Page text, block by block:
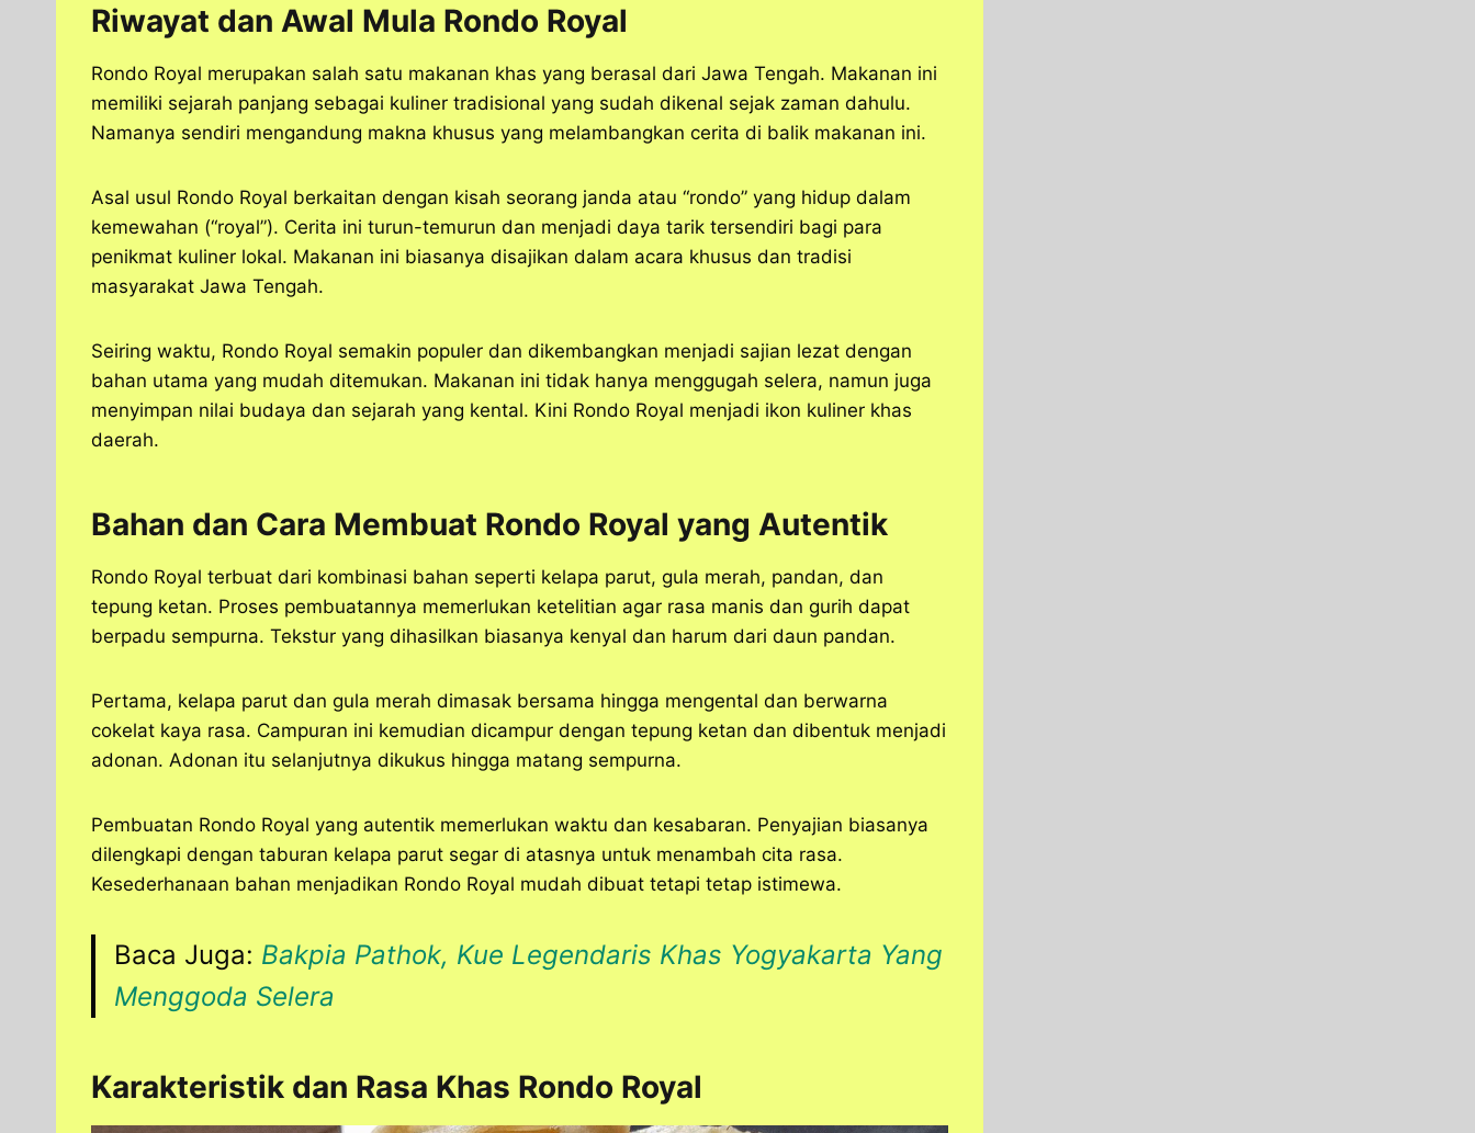
Riwayat dan Awal Mula Rondo Royal
Rondo Royal merupakan salah satu makanan khas yang berasal dari Jawa Tengah. Makanan ini
memiliki sejarah panjang sebagai kuliner tradisional yang sudah dikenal sejak zaman dahulu.
Namanya sendiri mengandung makna khusus yang melambangkan cerita di balik makanan ini.
Asal usul Rondo Royal berkaitan dengan kisah seorang janda atau “rondo” yang hidup dalam
kemewahan (“royal”). Cerita ini turun-temurun dan menjadi daya tarik tersendiri bagi para
penikmat kuliner lokal. Makanan ini biasanya disajikan dalam acara khusus dan tradisi
masyarakat Jawa Tengah.
Seiring waktu, Rondo Royal semakin populer dan dikembangkan menjadi sajian lezat dengan
bahan utama yang mudah ditemukan. Makanan ini tidak hanya menggugah selera, namun juga
menyimpan nilai budaya dan sejarah yang kental. Kini Rondo Royal menjadi ikon kuliner khas
daerah.
Bahan dan Cara Membuat Rondo Royal yang Autentik
Rondo Royal terbuat dari kombinasi bahan seperti kelapa parut, gula merah, pandan, dan
tepung ketan. Proses pembuatannya memerlukan ketelitian agar rasa manis dan gurih dapat
berpadu sempurna. Tekstur yang dihasilkan biasanya kenyal dan harum dari daun pandan.
Pertama, kelapa parut dan gula merah dimasak bersama hingga mengental dan berwarna
cokelat kaya rasa. Campuran ini kemudian dicampur dengan tepung ketan dan dibentuk menjadi
adonan. Adonan itu selanjutnya dikukus hingga matang sempurna.
Pembuatan Rondo Royal yang autentik memerlukan waktu dan kesabaran. Penyajian biasanya
dilengkapi dengan taburan kelapa parut segar di atasnya untuk menambah cita rasa.
Kesederhanaan bahan menjadikan Rondo Royal mudah dibuat tetapi tetap istimewa.
Baca Juga: Bakpia Pathok, Kue Legendaris Khas Yogyakarta Yang
Menggoda Selera
Karakteristik dan Rasa Khas Rondo Royal